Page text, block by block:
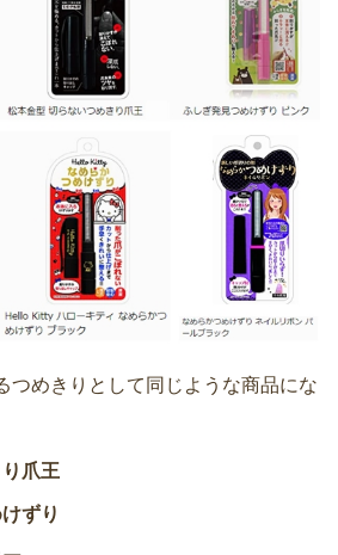
つめきりとして同じような商品にな
爪王
ずり